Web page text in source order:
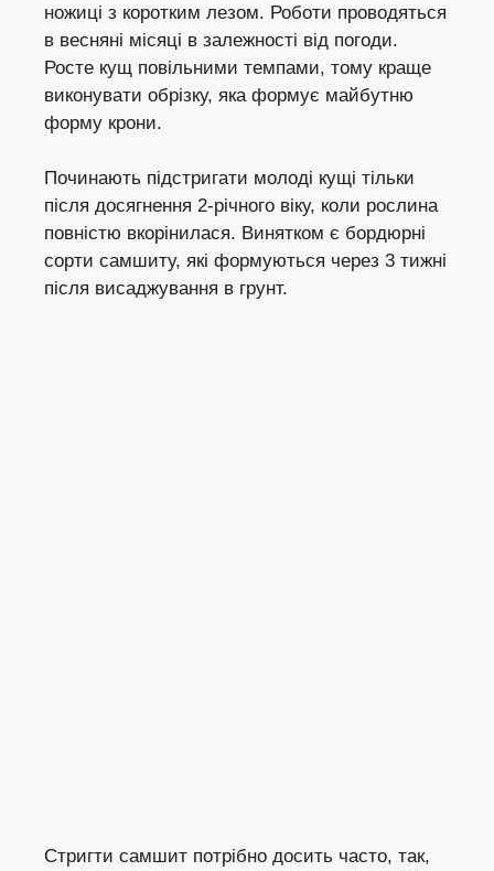
ножиці з коротким лезом. Роботи проводяться
в весняні місяці в залежності від погоди.
Росте кущ повільними темпами, тому краще
виконувати обрізку, яка формує майбутню
форму крони.
Починають підстригати молоді кущі тільки
після досягнення 2-річного віку, коли рослина
повністю вкорінилася. Винятком є бордюрні
сорти самшиту, які формуються через 3 тижні
після висаджування в грунт.
Стригти самшит потрібно досить часто, так,